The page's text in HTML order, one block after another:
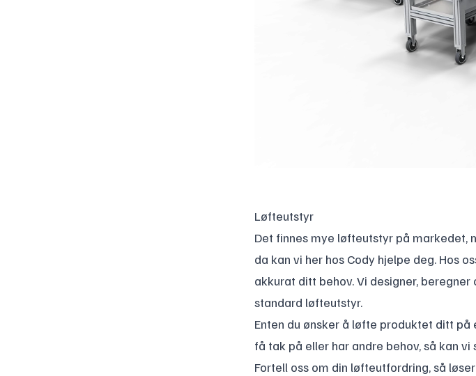
Løfteutstyr
Det finnes mye løfteutstyr på markedet,
da kan vi her hos Cody hjelpe deg. Hos
akkurat ditt behov. Vi designer,
standard løfteutstyr.
Enten du ønsker å løfte produktet ditt
få tak på eller har andre behov, så kan
Fortell oss om din løfteutfordring, så